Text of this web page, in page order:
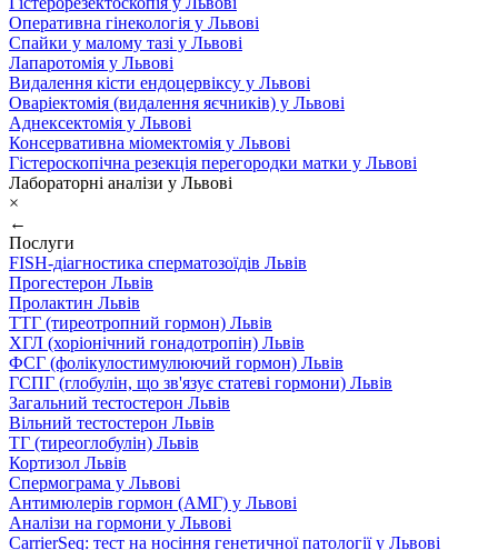
Оперативна гінекологія у Львові
Спайки у малому тазі у Львові
Лапаротомія у Львові
Видалення кісти ендоцервіксу у Львові
Оваріектомія (видалення яєчників) у Львові
Аднексектомія у Львові
Консервативна міомектомія у Львові
Гістероскопічна резекція перегородки матки у Львові
Лабораторні аналізи у Львові
×
←
Послуги
FISH-діагностика сперматозоїдів Львів
Прогестерон Львів
Пролактин Львів
ТТГ (тиреотропний гормон) Львів
ХГЛ (хоріонічний гонадотропін) Львів
ФСГ (фолікулостимулюючий гормон) Львів
ГСПГ (глобулін, що зв'язує статеві гормони) Львів
Загальний тестостерон Львів
Вільний тестостерон Львів
ТГ (тиреоглобулін) Львів
Кортизол Львів
Спермограма у Львові
Антимюлерів гормон (АМГ) у Львові
Аналізи на гормони у Львові
CarrierSeq: тест на носіння генетичної патології у Львові